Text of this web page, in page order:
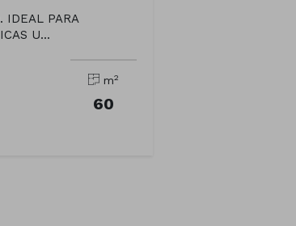
IDEAL PARA
U...
m2
60